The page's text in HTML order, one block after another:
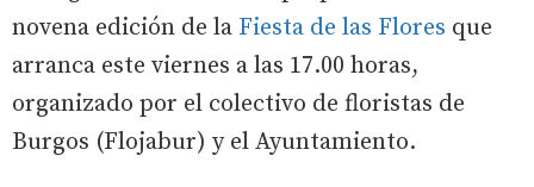
novena edición de la Fiesta de las Flores que
arranca este viernes a las 17.00 horas,
organizado por el colectivo de floristas de
Burgos (Flojabur) y el Ayuntamiento.